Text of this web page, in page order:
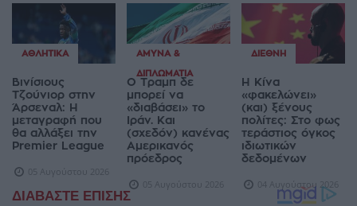
ΑΘΛΗΤΙΚΆ
Βινίσιους
Τζούνιορ στην
Άρσεναλ: Η
μεταγραφή που
θα αλλάξει την
Premier League
05 Αυγούστου 2026
ΆΜΥΝΑ &
ΔΙΠΛΩΜΑΤΊΑ
Ο Τραμπ δε
μπορεί να
«διαβάσει» το
Ιράν. Και
(σχεδόν) κανένας
Αμερικανός
πρόεδρος
05 Αυγούστου 2026
ΔΙΕΘΝΉ
Η Κίνα
«φακελώνει»
(και) ξένους
πολίτες: Στο φως
τεράστιος όγκος
ιδιωτικών
δεδομένων
04 Αυγούστου 2026